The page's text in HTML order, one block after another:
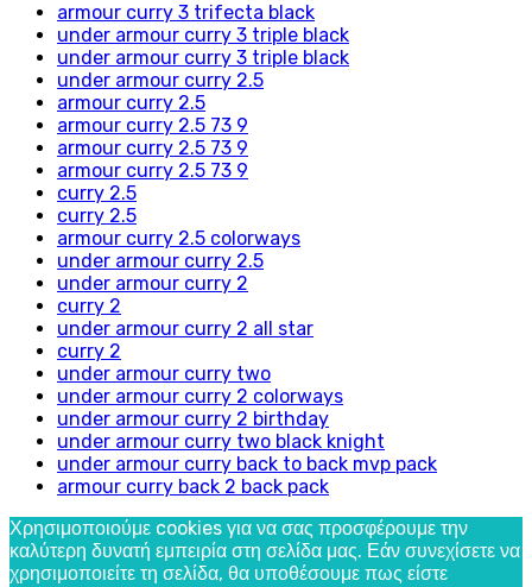
armour curry 3 trifecta black
under armour curry 3 triple black
under armour curry 3 triple black
under armour curry 2.5
armour curry 2.5
armour curry 2.5 73 9
armour curry 2.5 73 9
armour curry 2.5 73 9
curry 2.5
curry 2.5
armour curry 2.5 colorways
under armour curry 2.5
under armour curry 2
curry 2
under armour curry 2 all star
curry 2
under armour curry two
under armour curry 2 colorways
under armour curry 2 birthday
under armour curry two black knight
under armour curry back to back mvp pack
armour curry back 2 back pack
Χρησιμοποιούμε cookies για να σας προσφέρουμε την
καλύτερη δυνατή εμπειρία στη σελίδα μας. Εάν συνεχίσετε να
χρησιμοποιείτε τη σελίδα, θα υποθέσουμε πως είστε